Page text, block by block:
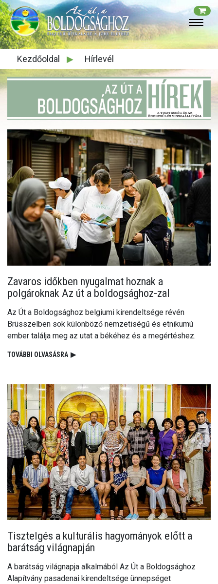
Kezdőoldal ▶ Hírlevél
Zavaros időkben nyugalmat hoznak a
polgároknak Az út a boldogsághoz-zal
Az Út a Boldogsághoz belgiumi kirendeltsége révén
Brüsszelben sok különböző nemzetiségű és etnikumú
ember találja meg az utat a békéhez és a megértéshez.
TOVÁBBI OLVASÁSRA ▶
Tisztelgés a kulturális hagyományok előtt a
barátság világnapján
A barátság világnapja alkalmából Az Út a Boldogsághoz
Alapítvány pasadenai kirendeltsége ünnepséget